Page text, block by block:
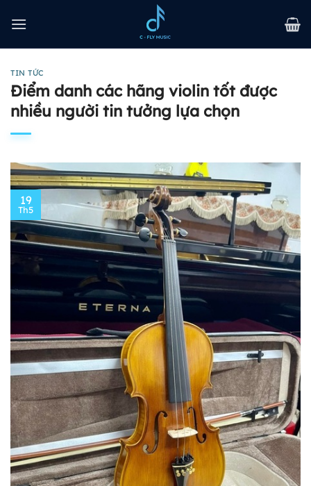
qua
TIN TỨC
Điểm danh các hãng violin tốt được
nhiều người tin tưởng lựa chọn
19
Th5